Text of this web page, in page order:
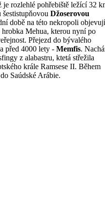
je rozlehlé pohřebiště ležící 32
Džoserovou
době na této nekropoli objevují
Mehua, kterou nyní po
Přejezd do bývalého
před 4000 lety - Memfis.
z alabastru, ktetá střežila
krále Ramsese II. Během
Saúdské Arábie.